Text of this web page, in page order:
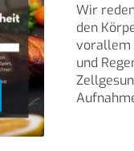
Wir
den
vorallem
und